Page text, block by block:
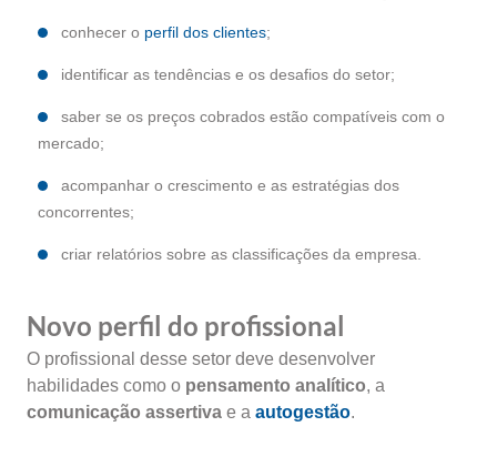
conhecer o perfil dos clientes;
identificar as tendências e os desafios do setor;
saber se os preços cobrados estão compatíveis com o
mercado;
acompanhar o crescimento e as estratégias dos
concorrentes;
criar relatórios sobre as classificações da empresa.
Novo perfil do profissional
O profissional desse setor deve desenvolver
habilidades como o pensamento analítico, a
comunicação assertiva e a autogestão.